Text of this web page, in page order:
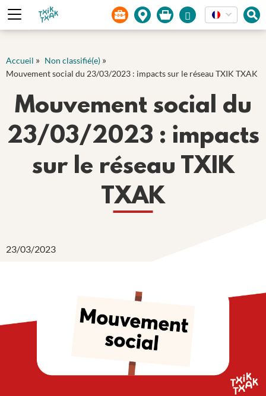
Panneau de gestion des cookies
Accueil » Non classifié(e) »
Mouvement social du 23/03/2023 : impacts sur le réseau TXIK TXAK
Mouvement social du
23/03/2023 : impacts
sur le réseau TXIK
TXAK
23/03/2023